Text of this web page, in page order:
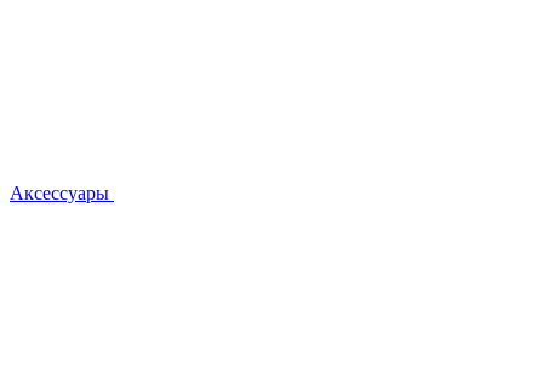
Аксессуары